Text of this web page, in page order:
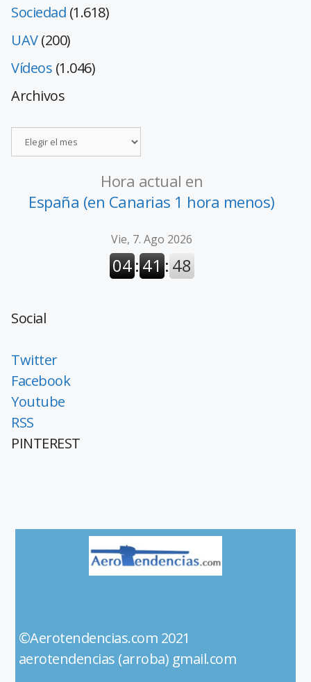
Sociedad (1.618)
UAV(200)
Vídeos (1.046)
Archivos
Hora actual en
España (en Canarias 1 hora menos)
Social
Twitter
Facebook
Youtube
RSS
PINTEREST
©Aerotendencias.com 2021
aerotendencias (arroba) gmail.com